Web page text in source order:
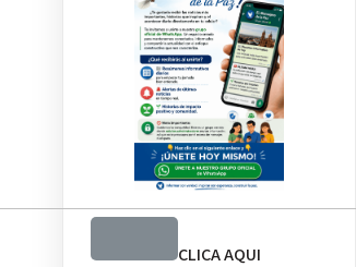
CLICA AQUI